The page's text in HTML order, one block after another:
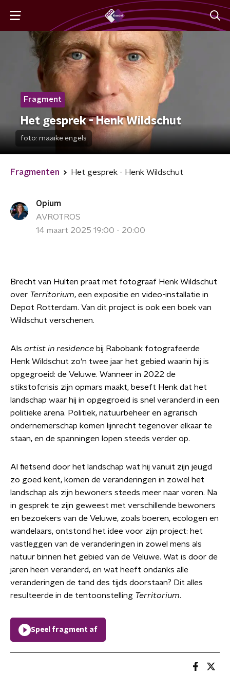
Fragment
Het gesprek - Henk Wildschut
foto: maaike engels
Fragmenten Het gesprek - Henk Wildschut
Opium
AVROTROS
14 maart 2025 19:00 - 20:00
Brecht van Hulten praat met fotograaf Henk Wildschut
over Territorium, een expositie en video-installatie in
Depot Rotterdam. Van dit project is ook een boek van
Wildschut verschenen.
Als artist in residence bij Rabobank fotografeerde
Henk Wildschut zo'n twee jaar het gebied waarin hij is
opgegroeid: de Veluwe. Wanneer in 2022 de
stikstofcrisis zijn opmars maakt, beseft Henk dat het
landschap waar hij in opgegroeid is snel veranderd in een
politieke arena. Politiek, natuurbeheer en agrarisch
ondernemerschap komen lijnrecht tegenover elkaar te
staan, en de spanningen lopen steeds verder op.
Al fietsend door het landschap wat hij vanuit zijn jeugd
zo goed kent, komen de veranderingen in zowel het
landschap als zijn bewoners steeds meer naar voren. Na
in gesprek te zijn geweest met verschillende bewoners
en bezoekers van de Veluwe, zoals boeren, ecologen en
wandelaars, ontstond het idee voor zijn project: het
vastleggen van de veranderingen in zowel mens als
natuur binnen het gebied van de Veluwe. Wat is door de
jaren heen veranderd, en wat heeft ondanks alle
veranderingen de tand des tijds doorstaan? Dit alles
resulteerde in de tentoonstelling Territorium.
Speel fragment af